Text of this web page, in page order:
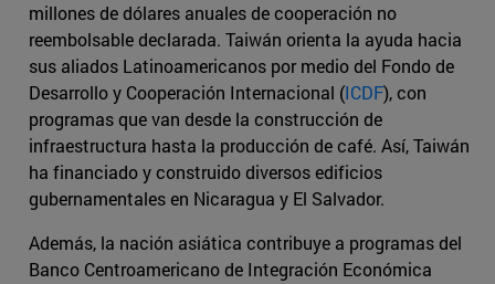
millones de dólares anuales de cooperación no
reembolsable declarada. Taiwán orienta la ayuda hacia
sus aliados Latinoamericanos por medio del Fondo de
Desarrollo y Cooperación Internacional (ICDF), con
programas que van desde la construcción de
infraestructura hasta la producción de café. Así, Taiwán
ha financiado y construido diversos edificios
gubernamentales en Nicaragua y El Salvador.
Además, la nación asiática contribuye a programas del
Banco Centroamericano de Integración Económica